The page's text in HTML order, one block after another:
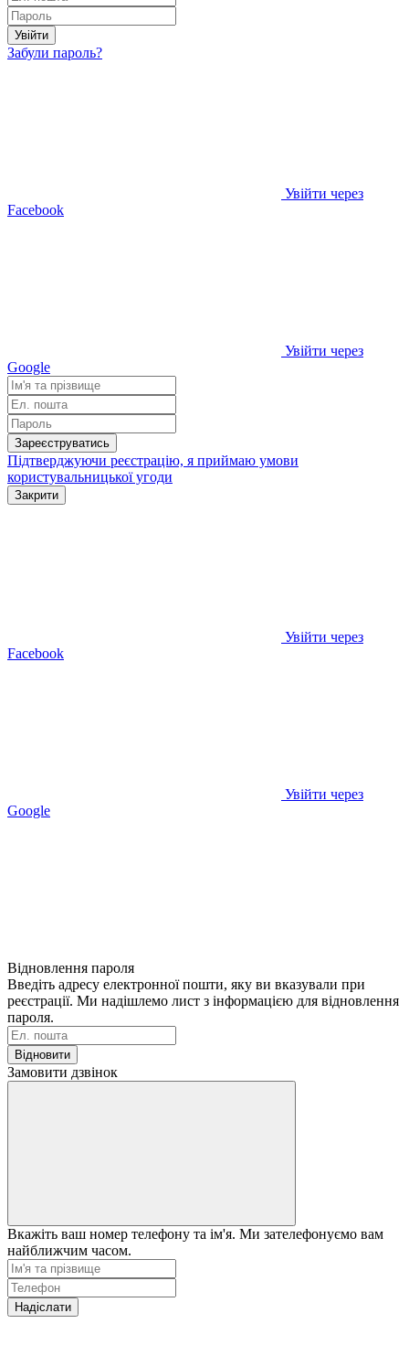
Увійти
Забули пароль?
Увійти через
Facebook
Увійти через
Google
Зареєструватись
Підтверджуючи реєстрацію, я приймаю умови
користувальницької угоди
Закрити
Увійти через
Facebook
Увійти через
Google
Відновлення пароля
Введіть адресу електронної пошти, яку ви вказували при
реєстрації. Ми надішлемо лист з інформацією для відновлення
пароля.
Відновити
Замовити дзвінок
Вкажіть ваш номер телефону та ім'я. Ми зателефонуємо вам
найближчим часом.
Надіслати